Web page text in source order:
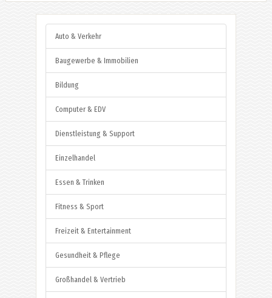
Auto & Verkehr
Baugewerbe & Immobilien
Bildung
Computer & EDV
Dienstleistung & Support
Einzelhandel
Essen & Trinken
Fitness & Sport
Freizeit & Entertainment
Gesundheit & Pflege
Großhandel & Vertrieb